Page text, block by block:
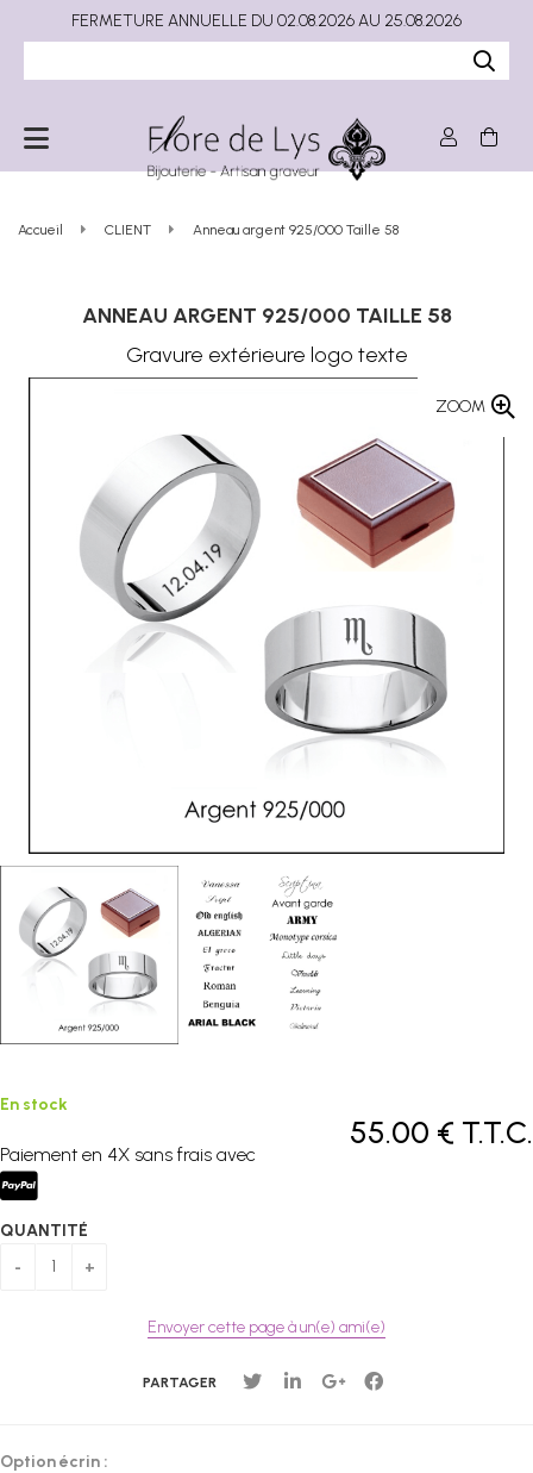
Accueil CLIENT Anneau argent 925/000 Taille 58
ANNEAU ARGENT 925/000 TAILLE 58
Gravure extérieure logo texte
ZOOM
55.00 € T.T.C.
En stock
Paiement en 4X sans frais avec
QUANTITÉ
Envoyer cette page à un(e) ami(e)
PARTAGER
Option écrin :
FERMETURE ANNUELLE DU 02.08.2026 AU 25.08.2026